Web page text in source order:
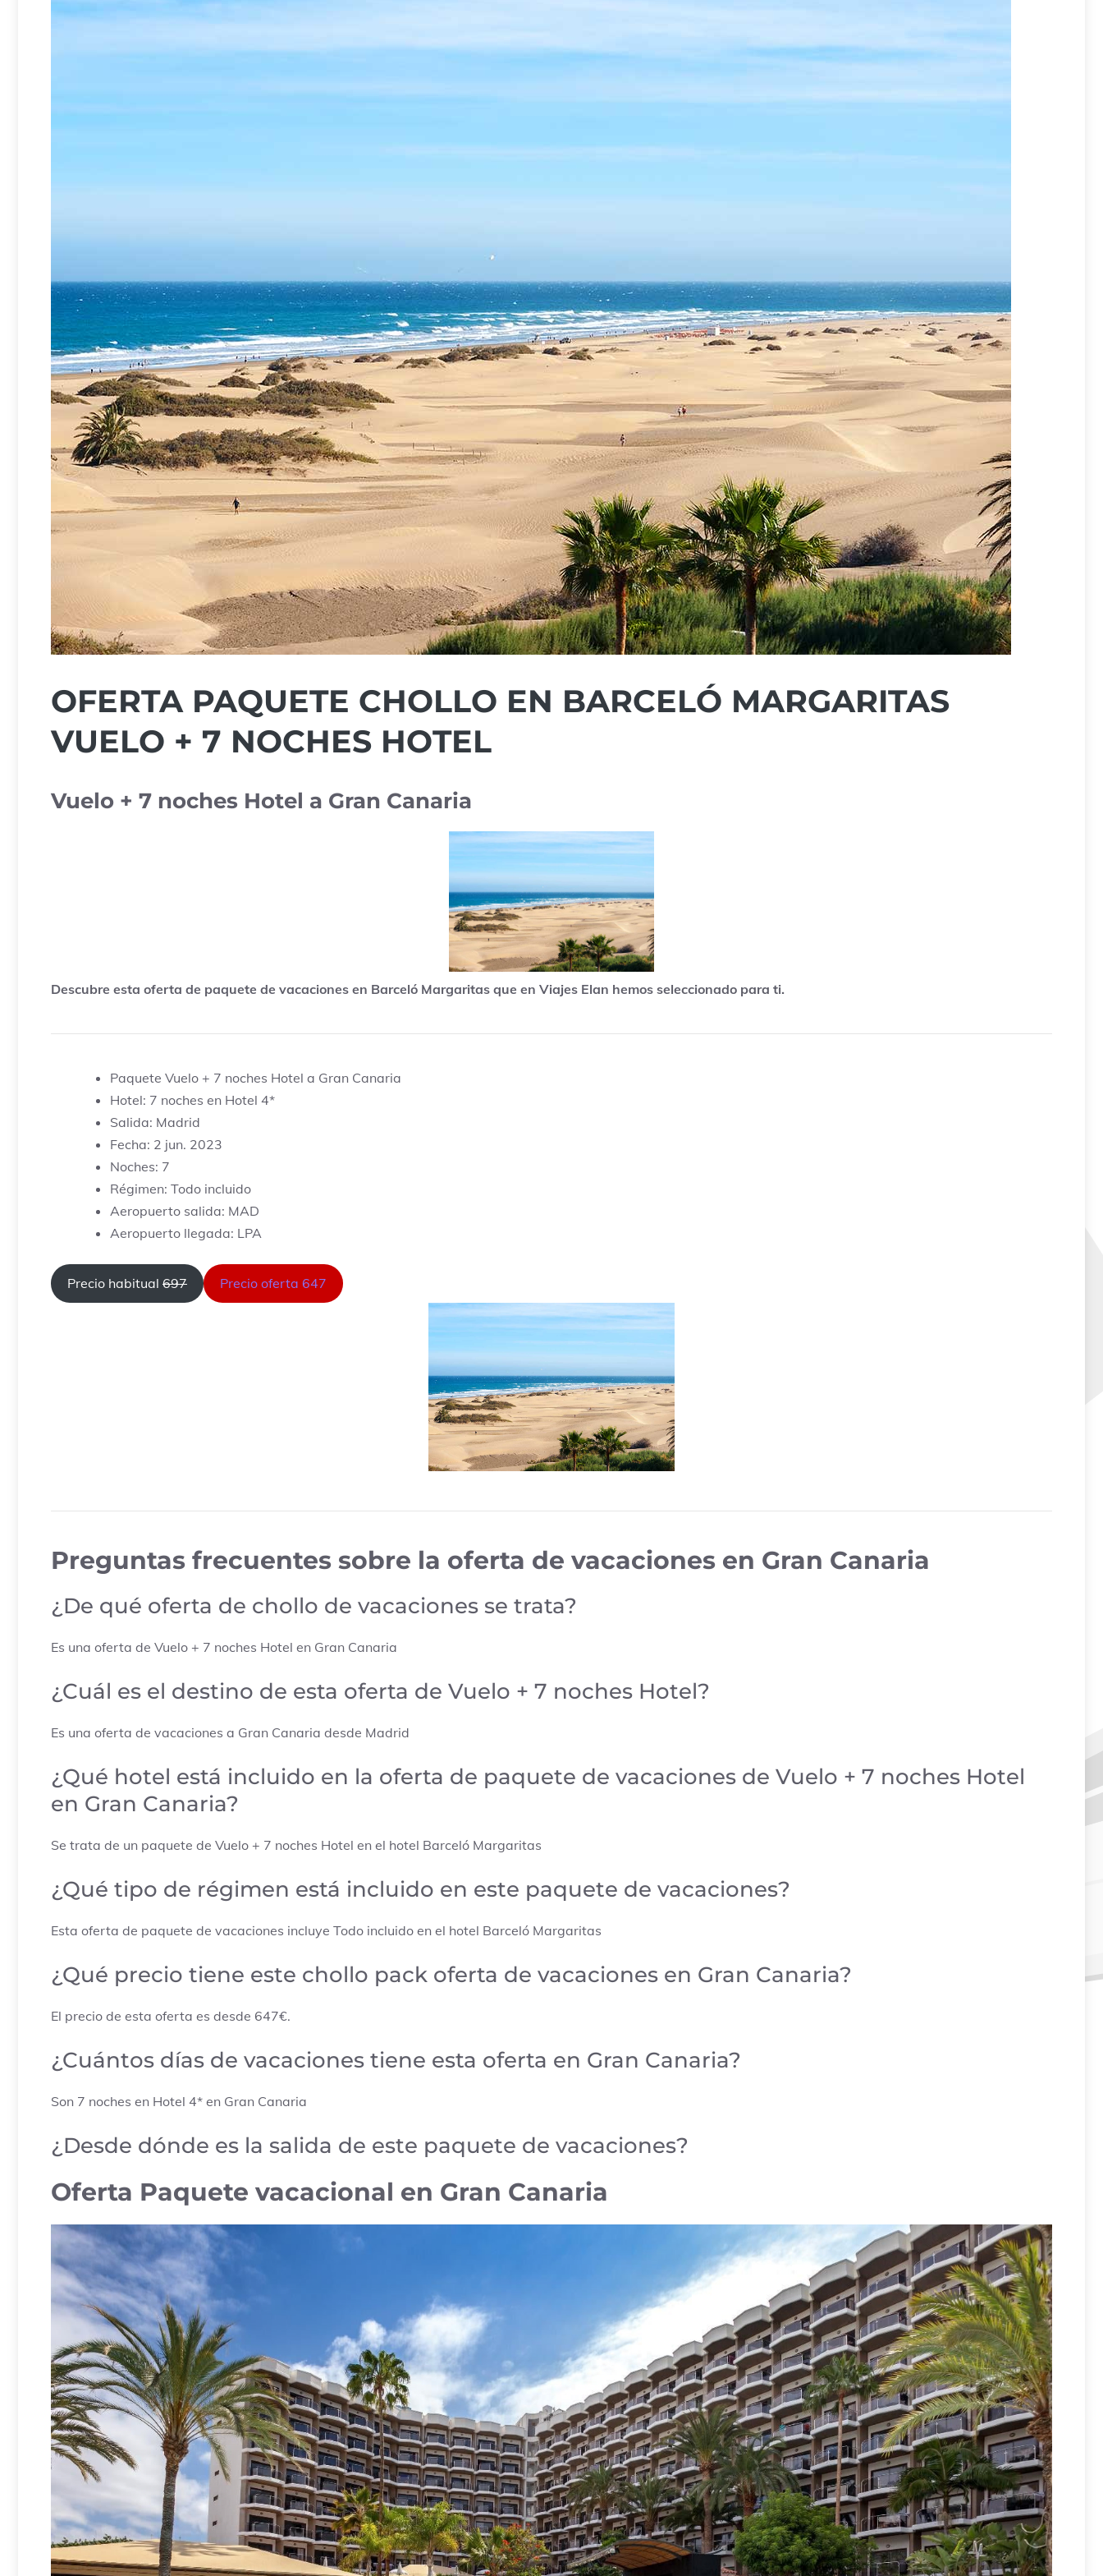
OFERTA PAQUETE CHOLLO EN BARCELÓ MARGARITAS
VUELO + 7 NOCHES HOTEL
Vuelo + 7 noches Hotel a Gran Canaria
Descubre esta oferta de paquete de vacaciones en Barceló Margaritas que en Viajes Elan hemos seleccionado para ti.
Paquete Vuelo + 7 noches Hotel a Gran Canaria
Hotel: 7 noches en Hotel 4*
Salida: Madrid
Fecha: 2 jun. 2023
Noches: 7
Régimen: Todo incluido
Aeropuerto salida: MAD
Aeropuerto llegada: LPA
Precio habitual 697 Precio oferta 647
Preguntas frecuentes sobre la oferta de vacaciones en Gran Canaria
¿De qué oferta de chollo de vacaciones se trata?
Es una oferta de Vuelo + 7 noches Hotel en Gran Canaria
¿Cuál es el destino de esta oferta de Vuelo + 7 noches Hotel?
Es una oferta de vacaciones a Gran Canaria desde Madrid
¿Qué hotel está incluido en la oferta de paquete de vacaciones de Vuelo + 7 noches Hotel
en Gran Canaria?
Se trata de un paquete de Vuelo + 7 noches Hotel en el hotel Barceló Margaritas
¿Qué tipo de régimen está incluido en este paquete de vacaciones?
Esta oferta de paquete de vacaciones incluye Todo incluido en el hotel Barceló Margaritas
¿Qué precio tiene este chollo pack oferta de vacaciones en Gran Canaria?
El precio de esta oferta es desde 647€.
¿Cuántos días de vacaciones tiene esta oferta en Gran Canaria?
Son 7 noches en Hotel 4* en Gran Canaria
¿Desde dónde es la salida de este paquete de vacaciones?
Oferta Paquete vacacional en Gran Canaria